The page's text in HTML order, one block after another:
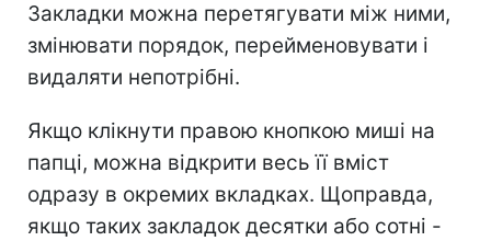
Закладки можна перетягувати між ними,
змінювати порядок, перейменовувати і
видаляти непотрібні.
Якщо клікнути правою кнопкою миші на
папці, можна відкрити весь її вміст
одразу в окремих вкладках. Щоправда,
якщо таких закладок десятки або сотні -